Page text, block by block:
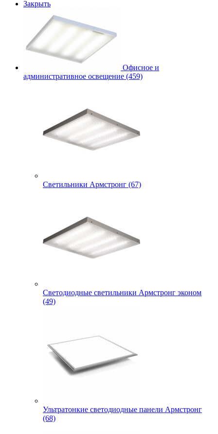
Закрыть
Офисное и
административное освещение (459)
Светильники Армстронг (67)
Светодиодные светильники Армстронг эконом
(49)
Ультратонкие светодиодные панели Армстронг
(68)